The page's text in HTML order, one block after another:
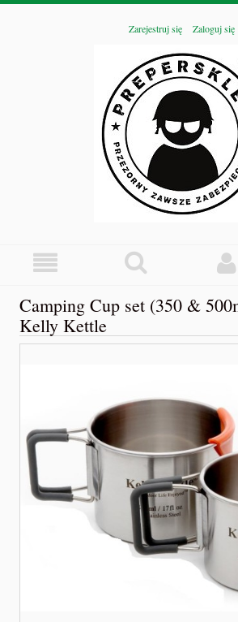
Zarejestruj się Zaloguj się
Camping Cup set (350 &
Kelly Kettle